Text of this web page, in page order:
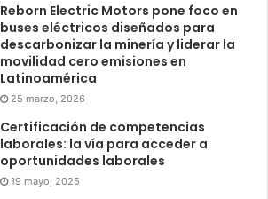
Reborn Electric Motors pone foco en
buses eléctricos diseñados para
descarbonizar la minería y liderar la
movilidad cero emisiones en
Latinoamérica
25 marzo, 2026
Certificación de competencias
laborales: la vía para acceder a
oportunidades laborales
19 mayo, 2025